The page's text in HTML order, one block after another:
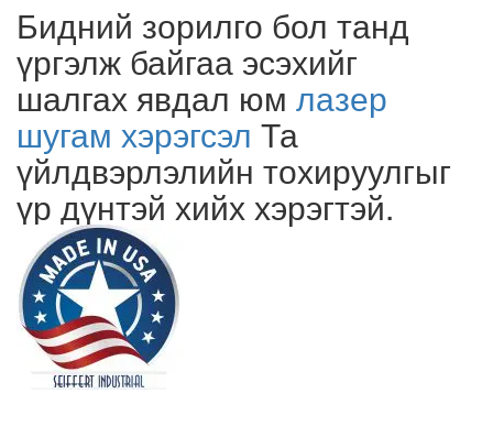
Бидний зорилго бол танд
үргэлж байгаа эсэхийг
шалгах явдал юм лазер
шугам хэрэгсэл Та
үйлдвэрлэлийн тохируулгыг
үр дүнтэй хийх хэрэгтэй.